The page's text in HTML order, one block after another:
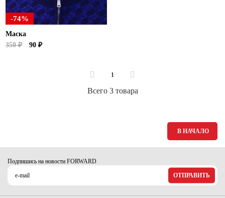
Ямало-Ненецкий автономный округ (1)
Ярославская область (1)
-74%
Маска
350 ₽
90 ₽
1
Всего 3 товара
В НАЧАЛО
Подпишись на новости FORWARD
ОТПРАВИТЬ